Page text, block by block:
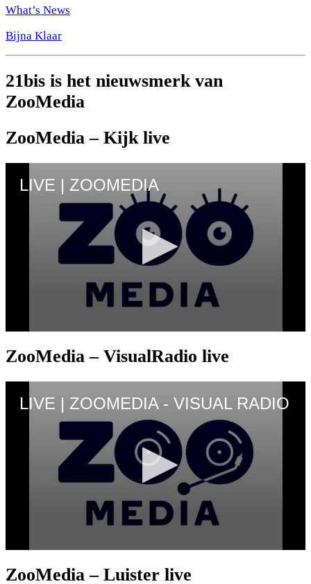
What’s News
Bijna Klaar
21bis is het nieuwsmerk van
ZooMedia
ZooMedia – Kijk live
ZooMedia – VisualRadio live
ZooMedia – Luister live